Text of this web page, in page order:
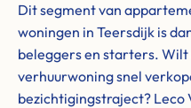
Dit segment van
woningen in Teersdijk is
beleggers en starters.
verhuurwoning snel
bezichtigingstraject? Leco